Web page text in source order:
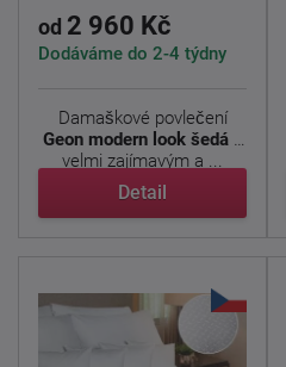
od 2 960 Kč
Dodáváme do 2-4 týdny
Damaškové povlečení
Geon modern look šedás
velmi zajímavým a ...
Detail